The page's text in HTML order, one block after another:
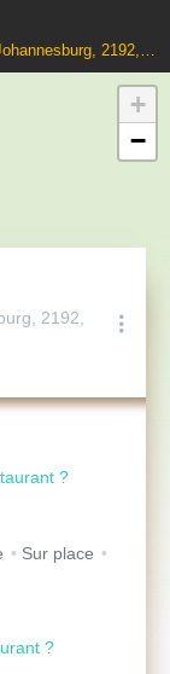
Sud-Africain - 1 Prince of Wales Dr, Johannesburg, 2192, Afrique du Sud
2192,
?
Sur place
?
+
−